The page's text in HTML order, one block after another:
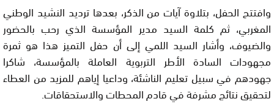
وافتتح الحفل، بتلاوة آيات من الذكر، بعدها ترديد النشيد الوطني
المغربي، ثم كلمة السيد مدير المؤسسة الذي رحب بالحضور
والضيوف، وأشار السيد اللمي إلى أن حفل التميز هذا هو ثمرة
مجهودات السادة الأطر التربوية العاملة بالمؤسسة، شاكرا
جهودهم في سبيل تعليم الناشئة، وداعيا إياهم للمزيد من العطاء
لتحقيق نتائج مشرفة في قادم المحطات والاستحقاقات.